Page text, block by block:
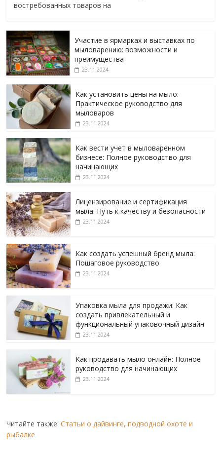
востребованных товаров на
Участие в ярмарках и выставках по
мыловарению: возможности и
преимущества
23.11.2024
Как установить цены на мыло:
Практическое руководство для
мыловаров
23.11.2024
Как вести учет в мыловаренном
бизнесе: Полное руководство для
начинающих
23.11.2024
Лицензирование и сертификация
мыла: Путь к качеству и безопасности
23.11.2024
Как создать успешный бренд мыла:
Пошаговое руководство
23.11.2024
Упаковка мыла для продажи: Как
создать привлекательный и
функциональный упаковочный дизайн
23.11.2024
Как продавать мыло онлайн: Полное
руководство для начинающих
23.11.2024
Читайте также:Статьи о дайвинге, подводной охоте и
рыбалке